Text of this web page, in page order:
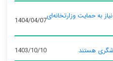
به حمایت وزارتخانه‌ای1404/04/07
هستند 1403/10/10